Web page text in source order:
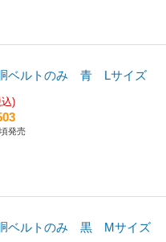
ベルトのみ 青 Lサイズ
)
発売
ベルトのみ 黒 Mサイズ